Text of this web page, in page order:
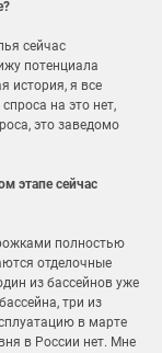
сейчас
потенциала
история, я все
на это нет,
это заведомо
этапе сейчас
полностью
отделочные
из бассейнов уже
три из
в марте
в России нет. Мне